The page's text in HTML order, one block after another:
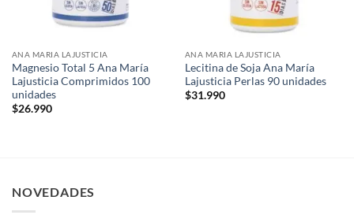
ANA MARIA LAJUSTICIA
Magnesio Total 5 Ana María
Lajusticia Comprimidos 100
unidades
$26.990
ANA MARIA LAJUSTICIA
Lecitina de Soja Ana María
Lajusticia Perlas 90 unidades
$31.990
NOVEDADES